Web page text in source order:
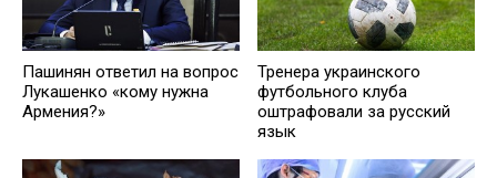
Пашинян ответил на вопрос
Лукашенко «кому нужна
Армения?»
Тренера украинского
футбольного клуба
оштрафовали за русский
язык